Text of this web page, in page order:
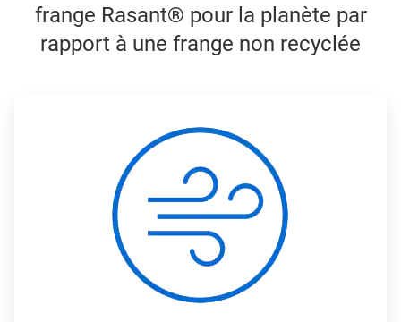
frange Rasant® pour la planète par
rapport à une frange non recyclée